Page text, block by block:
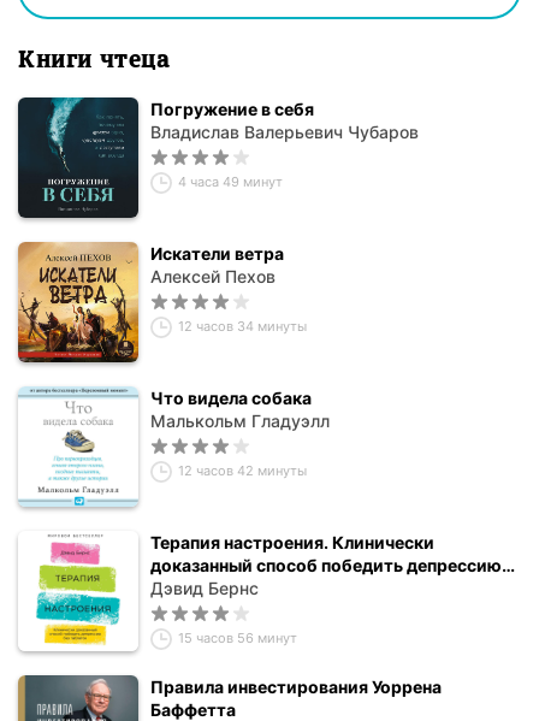
Книги чтеца
Погружение в себя
Владислав Валерьевич Чубаров
4 часа 49 минут
Искатели ветра
Алексей Пехов
12 часов 34 минуты
Что видела собака
Малькольм Гладуэлл
12 часов 42 минуты
Терапия настроения. Клинически
доказанный способ победить депрессию
без таблеток
Дэвид Бернс
15 часов 56 минут
Правила инвестирования Уоррена
Баффетта